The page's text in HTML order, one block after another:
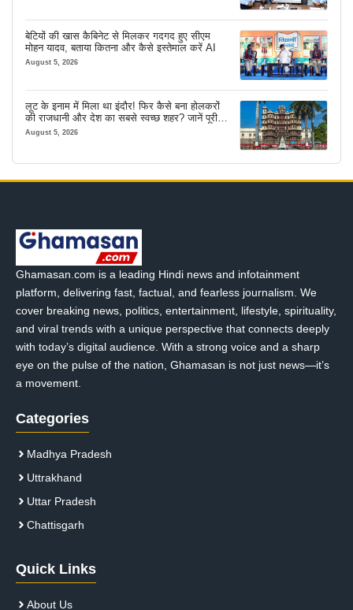
बेटियों की खास कैबिनेट से मिलकर गदगद हुए सीएम
मोहन यादव, बताया कितना और कैसे इस्तेमाल करें AI
August 5, 2026
लूट के इनाम में मिला था इंदौर! फिर कैसे बना होलकरों
की राजधानी और देश का सबसे स्वच्छ शहर? जानें पूरी
कहानी
August 5, 2026
Ghamasan.com is a leading Hindi news and infotainment
platform, delivering fast, factual, and fearless journalism. We
cover breaking news, politics, entertainment, lifestyle, spirituality,
and viral trends with a unique perspective that connects deeply
with today’s digital audience. With a strong voice and a sharp
eye on the pulse of the nation, Ghamasan is not just news—it’s
a movement.
Categories
Madhya Pradesh
Uttrakhand
Uttar Pradesh
Chattisgarh
Quick Links
About Us